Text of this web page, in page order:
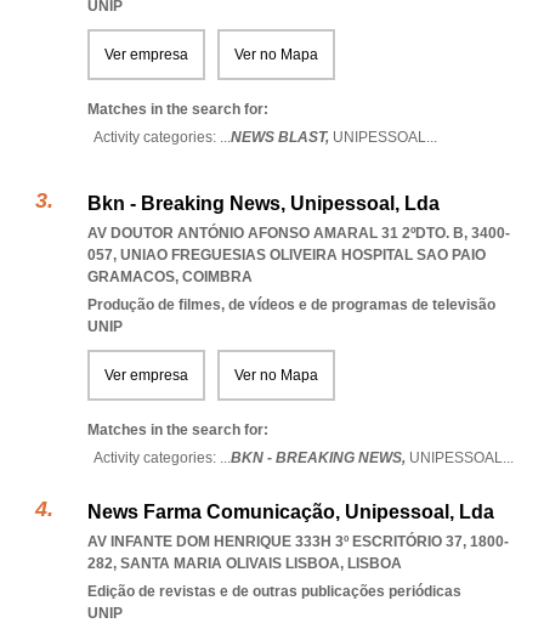
UNIP
Ver empresa Ver no Mapa
Matches in the search for:
Activity categories: ...NEWS BLAST, UNIPESSOAL...
Bkn - Breaking News, Unipessoal, Lda
AV DOUTOR ANTÓNIO AFONSO AMARAL 31 2ºDTO. B, 3400-
057, UNIAO FREGUESIAS OLIVEIRA HOSPITAL SAO PAIO
GRAMACOS, COIMBRA
Produção de filmes, de vídeos e de programas de televisão
UNIP
Ver empresa Ver no Mapa
Matches in the search for:
Activity categories: ...BKN - BREAKING NEWS, UNIPESSOAL...
News Farma Comunicação, Unipessoal, Lda
AV INFANTE DOM HENRIQUE 333H 3º ESCRITÓRIO 37, 1800-
282, SANTA MARIA OLIVAIS LISBOA, LISBOA
Edição de revistas e de outras publicações periódicas
UNIP